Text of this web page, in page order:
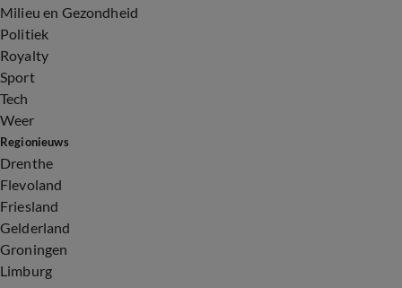
Milieu en Gezondheid
Politiek
Royalty
Sport
Tech
Weer
Regionieuws
Drenthe
Flevoland
Friesland
Gelderland
Groningen
Limburg